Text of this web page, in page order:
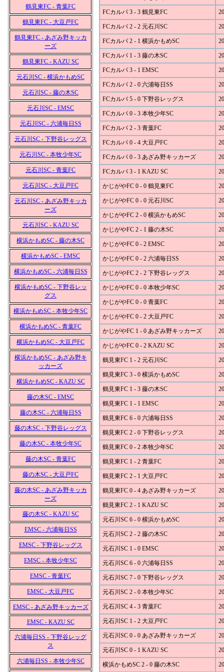
鶴見東FC - 青葉FC
鶴見東FC - 大豆戸FC
鶴見東FC - あざみ野キッカ
ーズ
鶴見東FC - KAZU SC
元石川SC - 横浜かもめSC
元石川SC - 藤の木SC
元石川SC - EMSC
元石川SC - 六浦毎日SS
元石川SC - 下野谷レッグス
元石川SC - 本牧少年SC
元石川SC - 青葉FC
元石川SC - 大豆戸FC
元石川SC - あざみ野キッカ
ーズ
元石川SC - KAZU SC
横浜かもめSC - 藤の木SC
横浜かもめSC - EMSC
横浜かもめSC - 六浦毎日SS
横浜かもめSC - 下野谷レッ
グス
横浜かもめSC - 本牧少年SC
横浜かもめSC - 青葉FC
横浜かもめSC - 大豆戸FC
横浜かもめSC - あざみ野キ
ッカーズ
横浜かもめSC - KAZU SC
藤の木SC - EMSC
藤の木SC - 六浦毎日SS
藤の木SC - 下野谷レッグス
藤の木SC - 本牧少年SC
藤の木SC - 青葉FC
藤の木SC - 大豆戸FC
藤の木SC - あざみ野キッカ
ーズ
藤の木SC - KAZU SC
EMSC - 六浦毎日SS
EMSC - 下野谷レッグス
EMSC - 本牧少年SC
EMSC - 青葉FC
EMSC - 大豆戸FC
EMSC - あざみ野キッカーズ
EMSC - KAZU SC
六浦毎日SS - 下野谷レッグ
ス
六浦毎日SS - 本牧少年SC
FCカルパ 3 - 3 鶴見東FC
FCカルパ 2 - 2 元石川SC
FCカルパ 2 - 1 横浜かもめSC
FCカルパ 1 - 3 藤の木SC
FCカルパ 3 - 1 EMSC
FCカルパ 2 - 0 六浦毎日SS
FCカルパ 5 - 0 下野谷レッグス
FCカルパ 0 - 3 本牧少年SC
FCカルパ 2 - 3 青葉FC
FCカルパ 0 - 4 大豆戸FC
FCカルパ 0 - 3 あざみ野キッカーズ
FCカルパ 3 - 1 KAZU SC
かじがやFC 0 - 0 鶴見東FC
かじがやFC 0 - 0 元石川SC
かじがやFC 2 - 0 横浜かもめSC
かじがやFC 2 - 1 藤の木SC
かじがやFC 0 - 2 EMSC
かじがやFC 0 - 2 六浦毎日SS
かじがやFC 2 - 2 下野谷レッグス
かじがやFC 0 - 0 本牧少年SC
かじがやFC 0 - 0 青葉FC
かじがやFC 0 - 2 大豆戸FC
かじがやFC 1 - 0 あざみ野キッカーズ
かじがやFC 0 - 2 KAZU SC
鶴見東FC 1 - 2 元石川SC
鶴見東FC 3 - 0 横浜かもめSC
鶴見東FC 1 - 3 藤の木SC
鶴見東FC 1 - 1 EMSC
鶴見東FC 6 - 0 六浦毎日SS
鶴見東FC 2 - 0 下野谷レッグス
鶴見東FC 0 - 2 本牧少年SC
鶴見東FC 1 - 2 青葉FC
鶴見東FC 2 - 1 大豆戸FC
鶴見東FC 0 - 4 あざみ野キッカーズ
鶴見東FC 2 - 1 KAZU SC
元石川SC 6 - 0 横浜かもめSC
元石川SC 2 - 2 藤の木SC
元石川SC 1 - 0 EMSC
元石川SC 6 - 0 六浦毎日SS
元石川SC 7 - 0 下野谷レッグス
元石川SC 2 - 0 本牧少年SC
元石川SC 4 - 3 青葉FC
元石川SC 1 - 2 大豆戸FC
元石川SC 0 - 0 あざみ野キッカーズ
元石川SC 0 - 1 KAZU SC
横浜かもめSC 2 - 0 藤の木SC